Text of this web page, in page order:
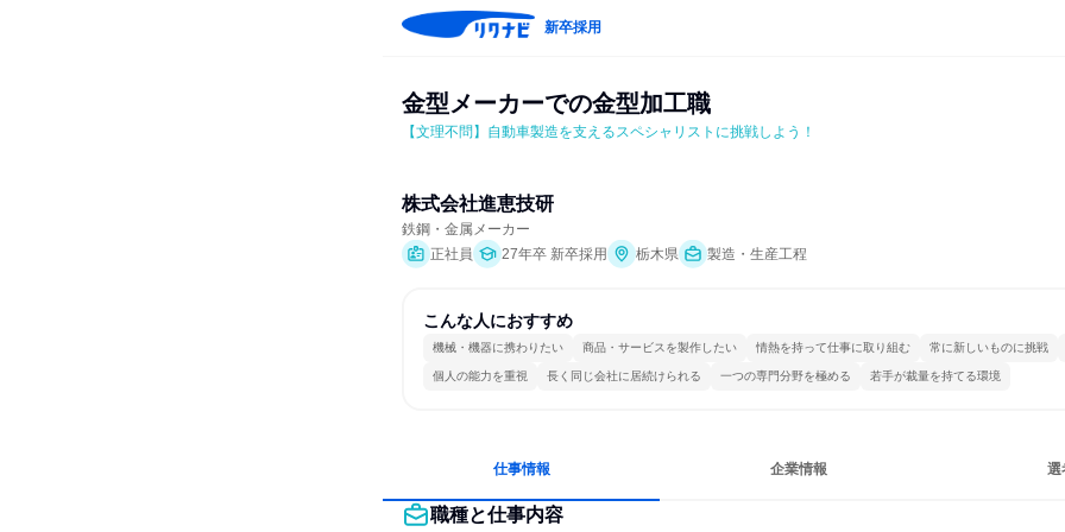
新卒採用
金型メーカーでの金型加工職
【文理不問】自動車製造を支えるスペシャリストに挑戦しよう！
株式会社進恵技研
鉄鋼・金属メーカー
正社員
27年卒 新卒採用 栃木県 製造・生産工程
こんな人におすすめ
機械・機器に携わりたい 商品・サービスを製作したい 情熱を持って仕事に取り組む 常に新しいものに挑戦
個人の能力を重視 長く同じ会社に居続けられる 一つの専門分野を極める 若手が裁量を持てる環境
仕事情報 企業情報 選
職種と仕事内容